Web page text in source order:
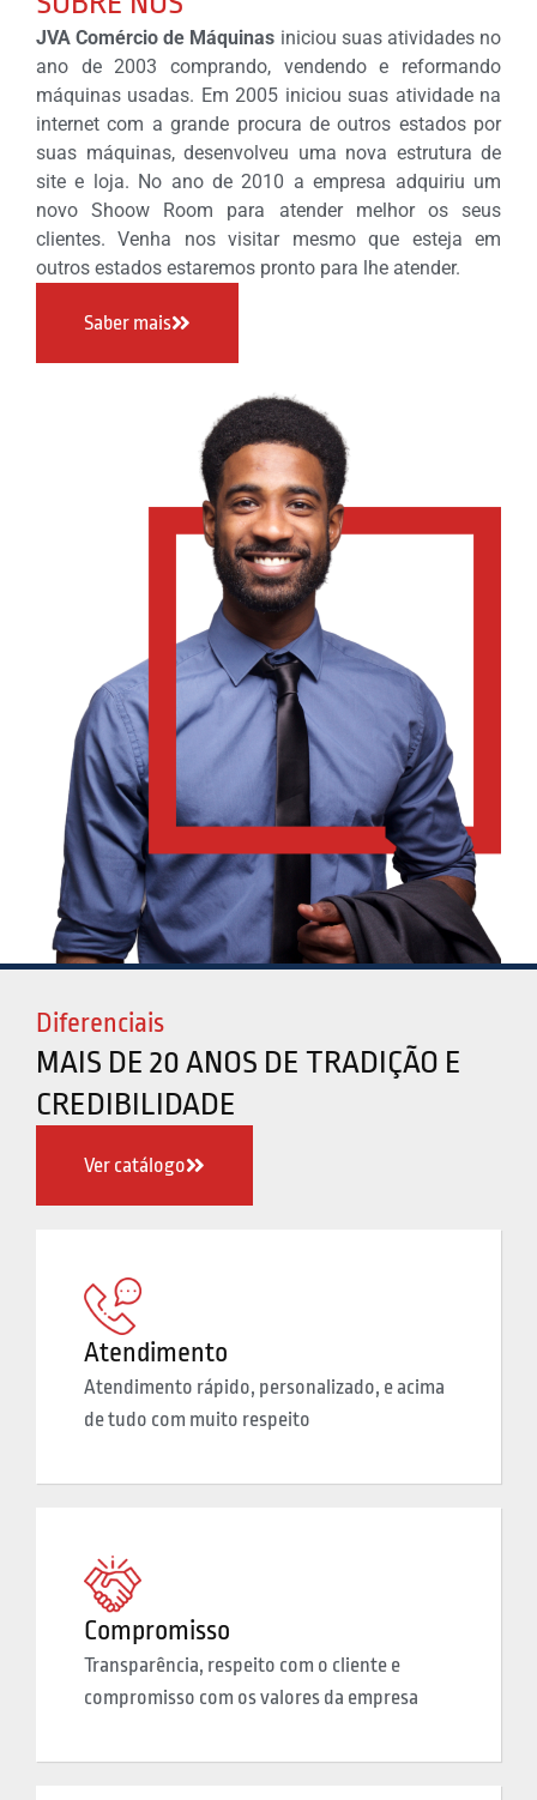
JVA Comércio de Máquinas iniciou suas atividades no
ano de 2003 comprando, vendendo e reformando
máquinas usadas. Em 2005 iniciou suas atividade na
internet com a grande procura de outros estados por
suas máquinas, desenvolveu uma nova estrutura de
site e loja. No ano de 2010 a empresa adquiriu um
novo Shoow Room para atender melhor os seus
clientes. Venha nos visitar mesmo que esteja em
outros estados estaremos pronto para lhe atender.
Saber mais
Diferenciais
MAIS DE 20 ANOS DE TRADIÇÃO E
CREDIBILIDADE
Ver catálogo
Atendimento
Atendimento rápido, personalizado, e acima
de tudo com muito respeito
Compromisso
Transparência, respeito com o cliente e
compromisso com os valores da empresa